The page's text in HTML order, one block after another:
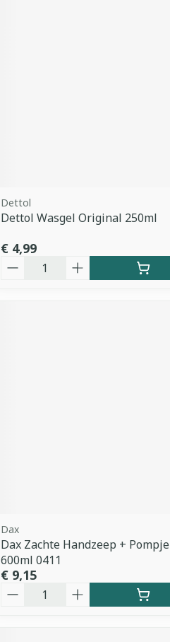
Dettol
Dettol Wasgel Original 250ml
€ 4,99
Dax
Dax Zachte Handzeep + Pompje
600ml 0411
€ 9,15